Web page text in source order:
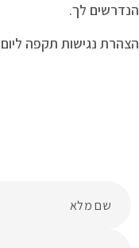
הנדרשים לך.
הצהרת נגישות תקפה ליום 4/1/26.